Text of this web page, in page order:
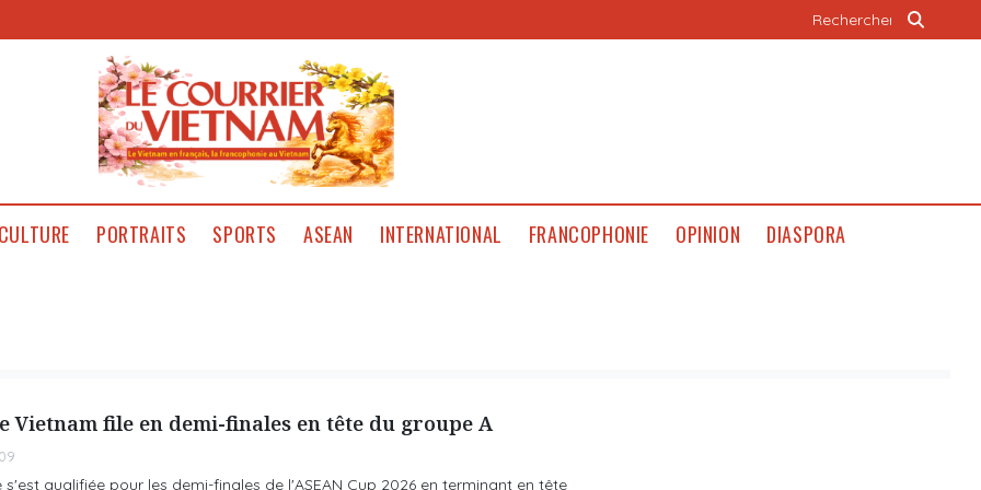
PORTRAITS SPORTS ASEAN INTERNATIONAL FRANCOPHONIE OPINION DIASPORA
Vietnam file en demi-finales en tête du groupe A
qualifiée pour les demi-finales de l'ASEAN Cup 2026 en terminant en tête